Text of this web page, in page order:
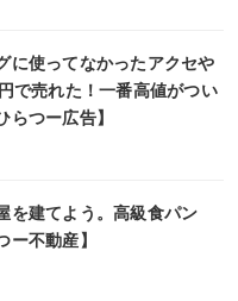
に使ってなかったアクセや
で売れた！一番高値がつい
つー広告】
を建てよう。高級食パン
ー不動産】